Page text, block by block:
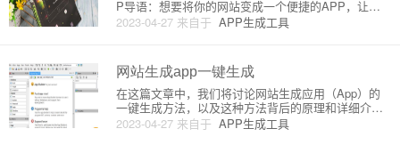
2023-04-27 来自于 APP生成工具
P导语：想要将你的网站变成一个便捷的APP，让用
户更轻松地进行访问与分享？那么，网站链接生成盒
子APP正是你需要了解的技术。在本教程中，我们将
体步骤。一、什么是
网站生成app一键生成
2023-04-27 来自于 APP生成工具
在这篇文章中，我们将讨论网站生成应用（App）的
一键生成方法，以及这种方法背后的原理和详细介
绍。为了让您更好地了解这个过程，我们将首先介绍
网页应用程序（Web App）的概念以及它是如何发展